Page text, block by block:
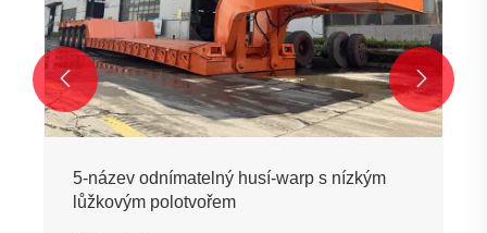
5-název odnímatelný husí-warp s nízkým
lůžkovým polotvořem
 